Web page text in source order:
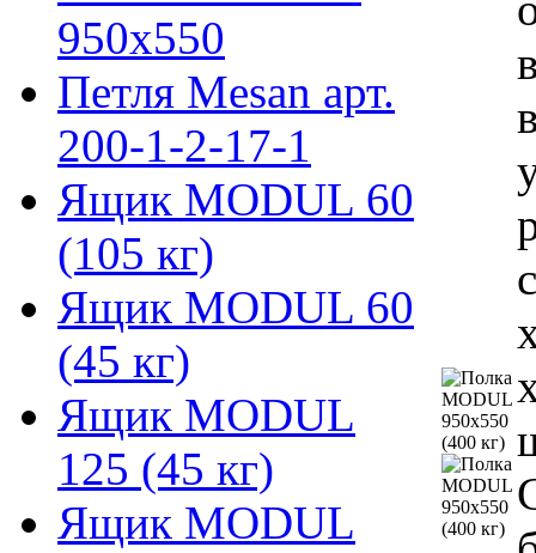
950х550
Петля Mesan арт.
200-1-2-17-1
Ящик MODUL 60
(105 кг)
Ящик MODUL 60
(45 кг)
Ящик MODUL
125 (45 кг)
Ящик MODUL